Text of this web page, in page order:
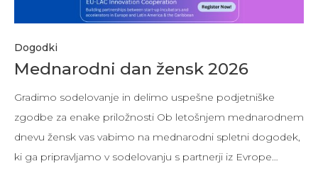
Dogodki
Mednarodni dan žensk 2026
Gradimo sodelovanje in delimo uspešne podjetniške
zgodbe za enake priložnosti Ob letošnjem mednarodnem
dnevu žensk vas vabimo na mednarodni spletni dogodek,
ki ga pripravljamo v sodelovanju s partnerji iz Evrope…